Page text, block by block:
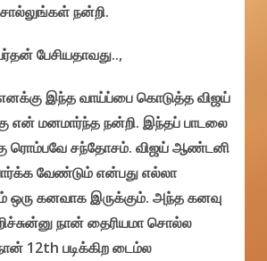
நன்றி.
பேசியதாவது..,
எனக்கு இந்த வாய்ப்பை கொடுத்த விஜய்
என் மனமார்ந்த நன்றி. இந்தப் பாடலை
ரொம்பவே சந்தோசம். விஜய் ஆண்டனி
வேண்டும் என்பது எல்லா
ஒரு கனவாக இருக்கும். அந்த கனவு
நான் தைரியமா சொல்ல
12th படிக்கிற டைம்ல